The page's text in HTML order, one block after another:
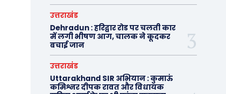
उत्तराखंड
Dehradun : हरिद्वार रोड पर चलती कार
में लगी भीषण आग, चालक ने कूदकर
बचाई जान
उत्तराखंड
Uttarakhand SIR अभियान : कुमाऊं
कमिश्नर दीपक रावत और विधायक